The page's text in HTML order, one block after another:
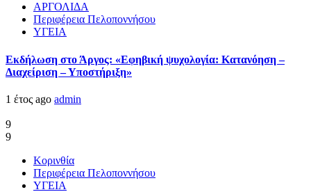
ΑΡΓΟΛΙΔΑ
Περιφέρεια Πελοποννήσου
ΥΓΕΙΑ
Εκδήλωση στο Άργος: «Εφηβική ψυχολογία: Κατανόηση –
Διαχείριση – Υποστήριξη»
1 έτος ago admin
9
9
Κορινθία
Περιφέρεια Πελοποννήσου
ΥΓΕΙΑ